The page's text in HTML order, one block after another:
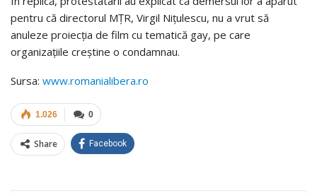
pentru că directorul MŢR, Virgil Niţulescu, nu a vrut să
anuleze proiecţia de film cu tematică gay, pe care
organizaţiile creştine o condamnau.
Sursa: www.romanialibera.ro
0
1.026
Share Facebook